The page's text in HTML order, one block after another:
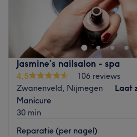
Jasmine’s nailsalon - spa
4,5
106 reviews
Zwanenveld, Nijmegen
Laat
Manicure
30 min
Reparatie (per nagel)